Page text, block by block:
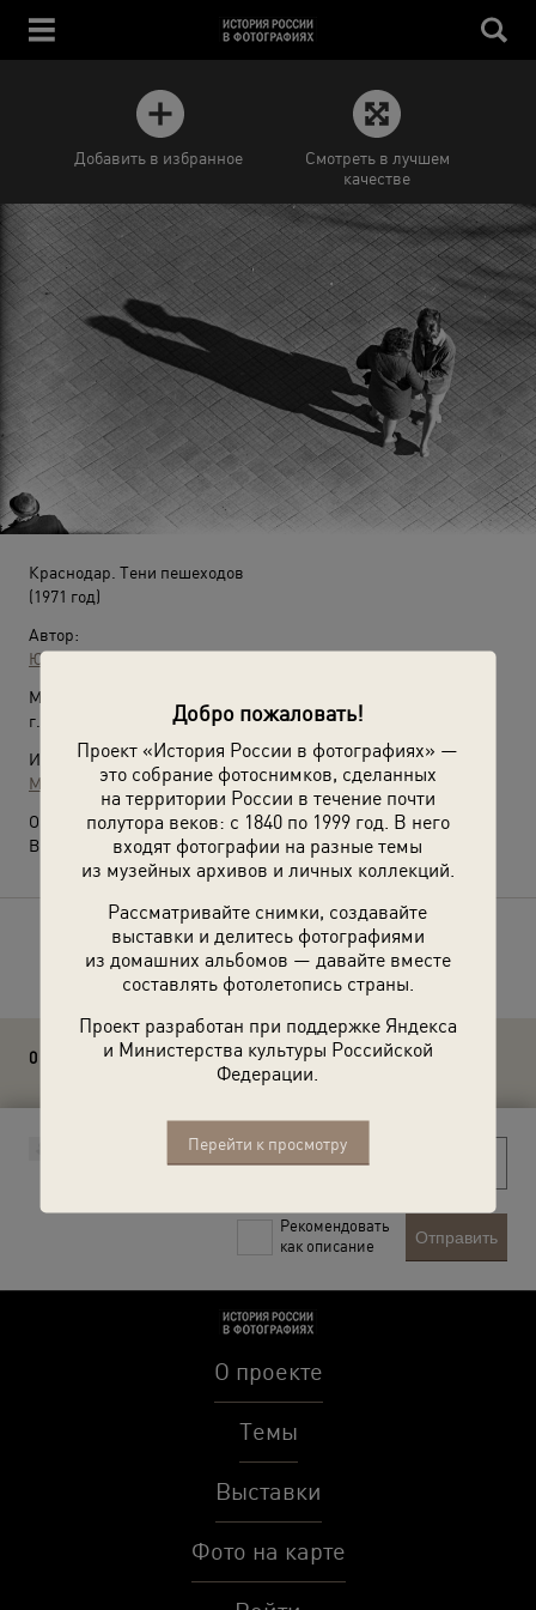
Добро пожаловать!
Проект «История России в фотографиях» —
это собрание фотоснимков, сделанных
на территории России в течение почти
полутора веков: с 1840 по 1999 год. В него
входят фотографии на разные темы
из музейных архивов и личных коллекций.
Рассматривайте снимки, создавайте
выставки и делитесь фотографиями
из домашних альбомов — давайте вместе
составлять фотолетопись страны.
Проект разработан при поддержке Яндекса
и Министерства культуры Российской
Федерации.
Перейти к просмотру
Добавить в избранное
Смотреть в лучшем
качестве
Краснодар. Тени пешеходов
(1971 год)
Автор:
Юрий Садовников
Место съемки:
г. Краснодар, Краснодарский край
Источники:
МАММ / МДФ
О фотографии:
Выставка
«Свет и тени»с этой фотографией.
Расскажите друзьям об этом фото
0 комментариев
Рекомендовать
как описание
Отправить
О проекте
Темы
Выставки
Фото на карте